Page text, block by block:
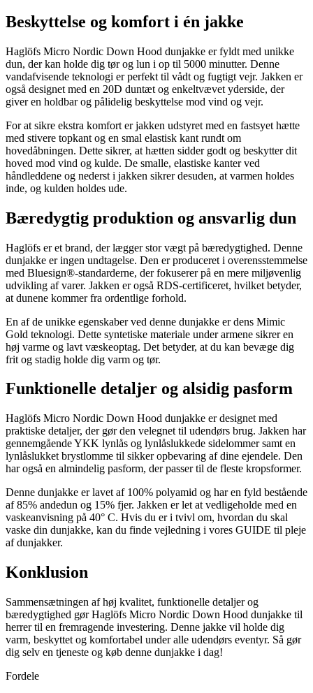
Beskyttelse og komfort i én jakke
Haglöfs Micro Nordic Down Hood dunjakke er fyldt med unikke
dun, der kan holde dig tør og lun i op til 5000 minutter. Denne
vandafvisende teknologi er perfekt til vådt og fugtigt vejr. Jakken er
også designet med en 20D duntæt og enkeltvævet yderside, der
giver en holdbar og pålidelig beskyttelse mod vind og vejr.
For at sikre ekstra komfort er jakken udstyret med en fastsyet hætte
med stivere topkant og en smal elastisk kant rundt om
hovedåbningen. Dette sikrer, at hætten sidder godt og beskytter dit
hoved mod vind og kulde. De smalle, elastiske kanter ved
håndleddene og nederst i jakken sikrer desuden, at varmen holdes
inde, og kulden holdes ude.
Bæredygtig produktion og ansvarlig dun
Haglöfs er et brand, der lægger stor vægt på bæredygtighed. Denne
dunjakke er ingen undtagelse. Den er produceret i overensstemmelse
med Bluesign®-standarderne, der fokuserer på en mere miljøvenlig
udvikling af varer. Jakken er også RDS-certificeret, hvilket betyder,
at dunene kommer fra ordentlige forhold.
En af de unikke egenskaber ved denne dunjakke er dens Mimic
Gold teknologi. Dette syntetiske materiale under armene sikrer en
høj varme og lavt væskeoptag. Det betyder, at du kan bevæge dig
frit og stadig holde dig varm og tør.
Funktionelle detaljer og alsidig pasform
Haglöfs Micro Nordic Down Hood dunjakke er designet med
praktiske detaljer, der gør den velegnet til udendørs brug. Jakken har
gennemgående YKK lynlås og lynlåslukkede sidelommer samt en
lynlåslukket brystlomme til sikker opbevaring af dine ejendele. Den
har også en almindelig pasform, der passer til de fleste kropsformer.
Denne dunjakke er lavet af 100% polyamid og har en fyld bestående
af 85% andedun og 15% fjer. Jakken er let at vedligeholde med en
vaskeanvisning på 40° C. Hvis du er i tvivl om, hvordan du skal
vaske din dunjakke, kan du finde vejledning i vores GUIDE til pleje
af dunjakker.
Konklusion
Sammensætningen af høj kvalitet, funktionelle detaljer og
bæredygtighed gør Haglöfs Micro Nordic Down Hood dunjakke til
herrer til en fremragende investering. Denne jakke vil holde dig
varm, beskyttet og komfortabel under alle udendørs eventyr. Så gør
dig selv en tjeneste og køb denne dunjakke i dag!
Fordele